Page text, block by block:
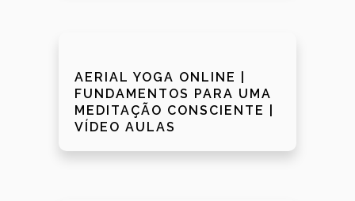
AERIAL YOGA ONLINE |
FUNDAMENTOS PARA UMA
MEDITAÇÃO CONSCIENTE |
VÍDEO AULAS